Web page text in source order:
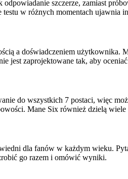
szczerze, zamiast
w różnych momentach ujawnia
a doświadczeniem
jest zaprojektowane tak, aby
do wszystkich 7 postaci, więc
Mane Six również dzielą wiele
dla fanów w każdym wieku.
go razem i omówić wyniki.